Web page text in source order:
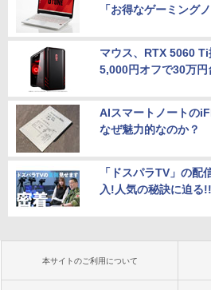
「お得なゲーミングノ
マウス、RTX 5060
5,000円オフで30万円
AIスマートノートの
なぜ魅力的なのか？
「ドスパラTV」の配
入!人気の秘訣に迫る!!
本サイトのご利用について